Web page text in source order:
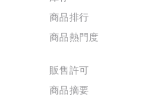
商品排行
商品熱門度
販售許可
商品摘要